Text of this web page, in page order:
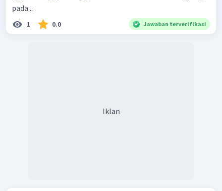
pada...
1 0.0 Jawaban terverifikasi
Iklan